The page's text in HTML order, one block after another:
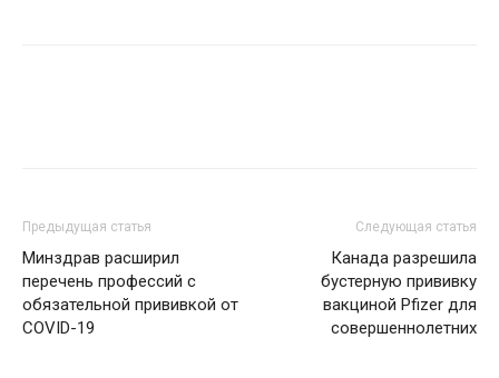
Предыдущая статья
Минздрав расширил
перечень профессий с
обязательной прививкой от
COVID-19
Следующая статья
Канада разрешила
бустерную прививку
вакциной Pfizer для
совершеннолетних